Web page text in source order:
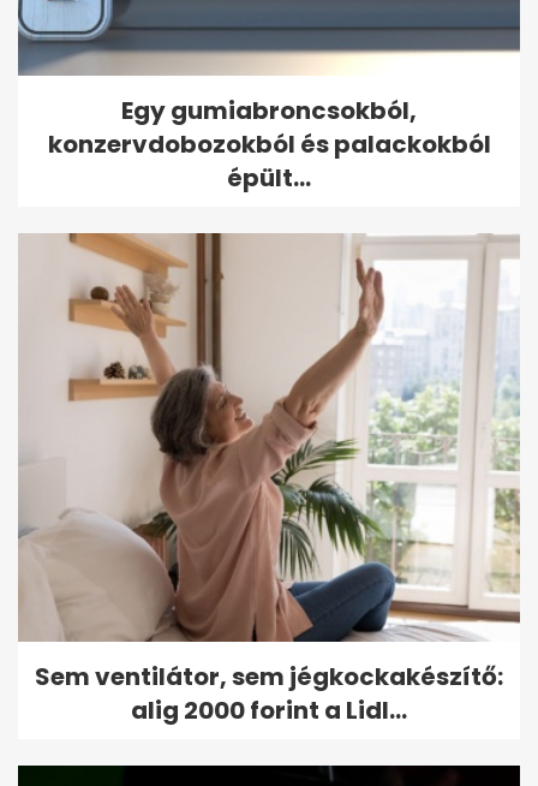
Egy gumiabroncsokból,
konzervdobozokból és palackokból
épült...
Sem ventilátor, sem jégkockakészítő:
alig 2000 forint a Lidl...